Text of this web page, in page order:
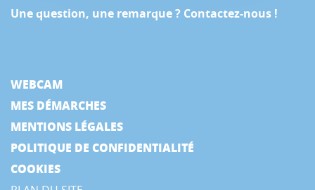
Une question, une remarque ? Contactez-nous !
WEBCAM
MES DÉMARCHES
MENTIONS LÉGALES
POLITIQUE DE CONFIDENTIALITÉ
COOKIES